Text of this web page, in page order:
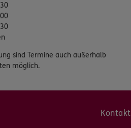
sind Termine auch außerhalb
möglich.
Kontakt